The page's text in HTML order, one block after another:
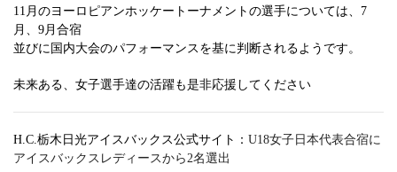
11月のヨーロピアンホッケートーナメントの選手については、7
月、9月合宿
並びに国内大会のパフォーマンスを基に判断されるようです。
未来ある、女子選手達の活躍も是非応援してください
H.C.栃木日光アイスバックス公式サイト： U18女子日本代表合宿に
アイスバックスレディースから2名選出